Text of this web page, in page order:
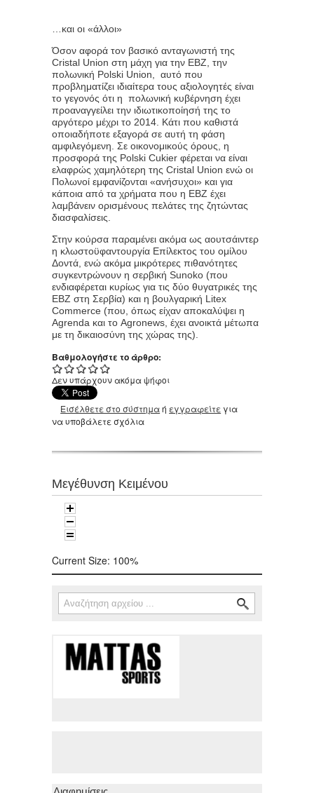
…και οι «άλλοι»
Όσον αφορά τον βασικό ανταγωνιστή της
Cristal Union στη μάχη για την ΕΒΖ, την
πολωνική Polski Union, αυτό που
προβληματίζει ιδιαίτερα τους αξιολογητές είναι
το γεγονός ότι η πολωνική κυβέρνηση έχει
προαναγγείλει την ιδιωτικοποίησή της το
αργότερο μέχρι το 2014. Κάτι που καθιστά
οποιαδήποτε εξαγορά σε αυτή τη φάση
αμφιλεγόμενη. Σε οικονομικούς όρους, η
προσφορά της Polski Cukier φέρεται να είναι
ελαφρώς χαμηλότερη της Cristal Union ενώ οι
Πολωνοί εμφανίζονται «ανήσυχοι» και για
κάποια από τα χρήματα που η ΕΒΖ έχει
λαμβάνειν ορισμένους πελάτες της ζητώντας
διασφαλίσεις.
Στην κούρσα παραμένει ακόμα ως αουτσάιντερ
η κλωστοϋφαντουργία Επίλεκτος του ομίλου
Δοντά, ενώ ακόμα μικρότερες πιθανότητες
συγκεντρώνουν η σερβική Sunoko (που
ενδιαφέρεται κυρίως για τις δύο θυγατρικές της
ΕΒΖ στη Σερβία) και η βουλγαρική Litex
Commerce (που, όπως είχαν αποκαλύψει η
Agrenda και το Agronews, έχει ανοικτά μέτωπα
με τη δικαιοσύνη της χώρας της).
Βαθμολογήστε το άρθρο:
Δεν υπάρχουν ακόμα ψήφοι
Εισέλθετε στο σύστημαή εγγραφείτε για
να υποβάλετε σχόλια
Μεγέθυνση Κειμένου
Current Size: 100%
Φόρμα αναζήτησης
Αναζήτηση